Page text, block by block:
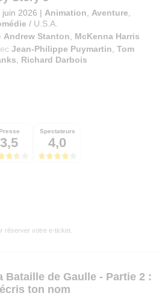
juin 2026 | Animation Aventure
/ U.S.A.
Andrew Stanton
McKenna Harris
Jean-Philippe Puymartin ,Tom
Richard Darbois
3,5
Spectateurs
4,0
réserver votre e-ticket.
Bataille de Gaulle - Partie 2 :
ton nom